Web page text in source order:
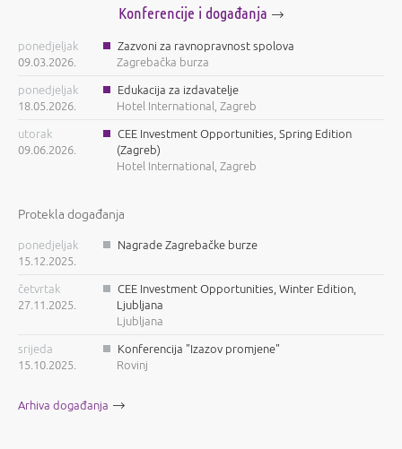
Konferencije i događanja
ponedjeljak
09.03.2026.
Zazvoni za ravnopravnost spolova
Zagrebačka burza
ponedjeljak
18.05.2026.
Edukacija za izdavatelje
Hotel International, Zagreb
utorak
09.06.2026.
CEE Investment Opportunities, Spring Edition
(Zagreb)
Hotel International, Zagreb
Protekla događanja
ponedjeljak
15.12.2025.
Nagrade Zagrebačke burze
četvrtak
27.11.2025.
CEE Investment Opportunities, Winter Edition,
Ljubljana
Ljubljana
srijeda
15.10.2025.
Konferencija "Izazov promjene"
Rovinj
Arhiva događanja